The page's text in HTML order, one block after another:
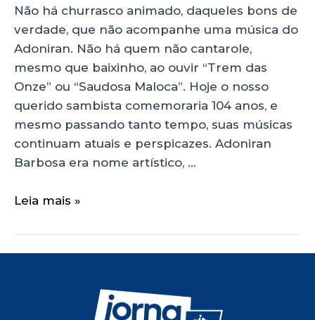
Não há churrasco animado, daqueles bons de
verdade, que não acompanhe uma música do
Adoniran. Não há quem não cantarole,
mesmo que baixinho, ao ouvir “Trem das
Onze” ou “Saudosa Maloca”. Hoje o nosso
querido sambista comemoraria 104 anos, e
mesmo passando tanto tempo, suas músicas
continuam atuais e perspicazes. Adoniran
Barbosa era nome artístico, …
Leia mais »